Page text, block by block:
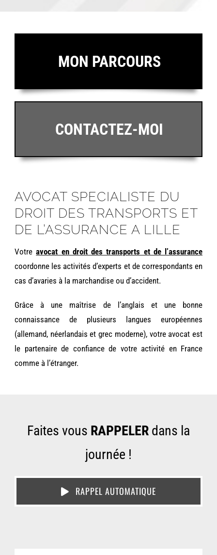
MON PARCOURS
CONTACTEZ-MOI
AVOCAT SPECIALISTE DU
DROIT DES TRANSPORTS ET
DE L’ASSURANCE A LILLE
Votre avocat en droit des transports et de l’assurance
coordonne les activités d’experts et de correspondants en
cas d’avaries à la marchandise ou d’accident.
Grâce à une maîtrise de l’anglais et une bonne
connaissance de plusieurs langues européennes
(allemand, néerlandais et grec moderne), votre avocat est
le partenaire de confiance de votre activité en France
comme à l’étranger.
Faites vous RAPPELER dans la
journée !
RAPPEL AUTOMATIQUE